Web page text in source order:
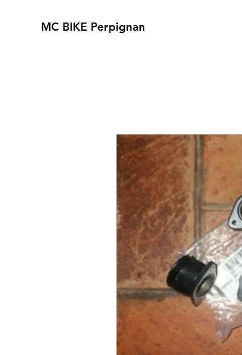
MC BIKE Perpignan